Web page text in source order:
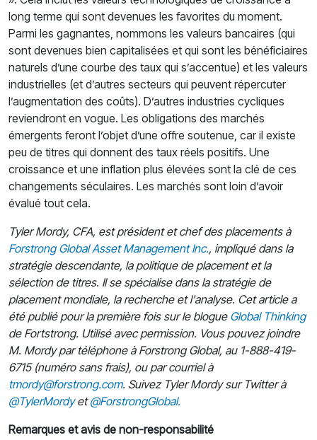
long terme qui sont devenues les favorites du moment.
Parmi les gagnantes, nommons les valeurs bancaires (qui
sont devenues bien capitalisées et qui sont les bénéficiaires
naturels d’une courbe des taux qui s’accentue) et les valeurs
industrielles (et d’autres secteurs qui peuvent répercuter
l’augmentation des coûts). D’autres industries cycliques
reviendront en vogue. Les obligations des marchés
émergents feront l’objet d’une offre soutenue, car il existe
peu de titres qui donnent des taux réels positifs. Une
croissance et une inflation plus élevées sont la clé de ces
changements séculaires. Les marchés sont loin d’avoir
évalué tout cela.
Tyler Mordy, CFA, est président et chef des placements à
Forstrong Global Asset Management Inc., impliqué dans la
stratégie descendante, la politique de placement et la
sélection de titres. Il se spécialise dans la stratégie de
placement mondiale, la recherche et l'analyse. Cet article a
été publié pour la première fois sur le blogue Global Thinking
de Fortstrong. Utilisé avec permission. Vous pouvez joindre
M. Mordy par téléphone à Forstrong Global, au 1-888-419-
6715 (numéro sans frais), ou par courriel à
tmordy@forstrong.com. Suivez Tyler Mordy sur Twitter à
@TylerMordyet@ForstrongGlobal.
Remarques et avis de non-responsabilité